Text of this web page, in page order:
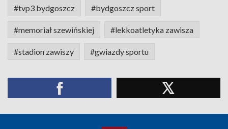
#tvp3 bydgoszcz #bydgoszcz sport
#memoriał szewińskiej #lekkoatletyka zawisza
#stadion zawiszy #gwiazdy sportu